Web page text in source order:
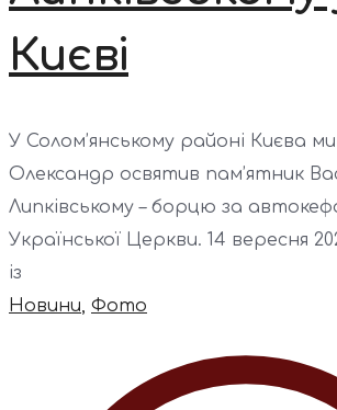
Києві
У Солом’янському районі Києва
Олександр освятив пам’ятник
Липківському – борцю за
Української Церкви. 14 вересня
із
Новини, Фото